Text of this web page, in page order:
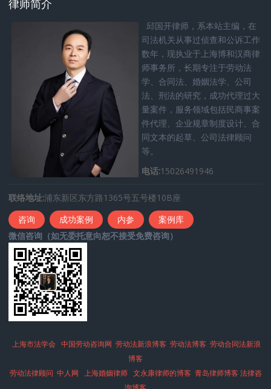
律师简介
邱国开律师，系本站主编，在
司法机关从事过侦查和公诉工作
数年，现执业于上海博和汉商律
师事务所，长期专注于劳动法
学、合同法、婚姻法学、公司
法、刑法的研究，成功代理过大
量案件，服务领域包括民商事案
件代理、企业规章制度设计、合
同文本的起草、公司法律顾问
等。
电话:15026491946
联络地址:浦东新区东方路1365号五号楼10B座
咨询
成功案例 内参
案例库
微信咨询（如无委托意向恕不接受免费咨询）
上海市法学会 中国劳动咨询网 劳动法新浪博客 劳动法博客 劳动合同法新浪
博客
劳动法律顾问 中人网 上海婚姻律师 文永康律师的博客 青岛律师博客法律咨